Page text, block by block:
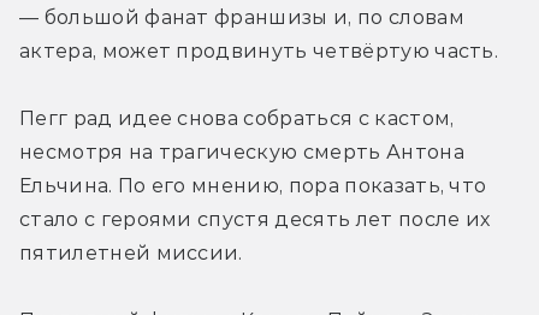
— большой фанат франшизы и, по словам
актера, может продвинуть четвёртую часть.
Пегг рад идее снова собраться с кастом,
несмотря на трагическую смерть Антона
Ельчина. По его мнению, пора показать, что
стало с героями спустя десять лет после их
пятилетней миссии.